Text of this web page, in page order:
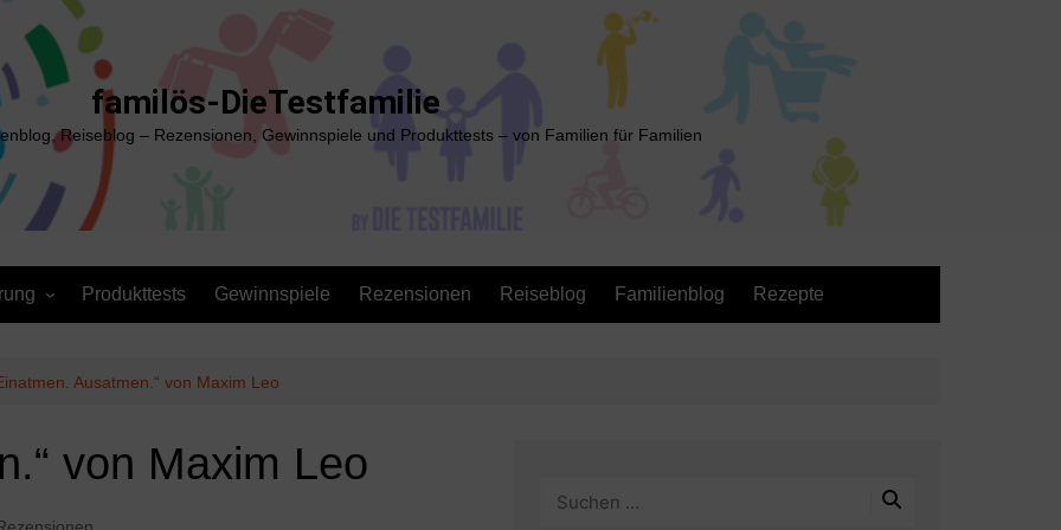
familös-DieTestfamilie
Reiseblog – Rezensionen, Gewinnspiele und Produkttests – von Familien für Familien
Produkttests Gewinnspiele Rezensionen Reiseblog Familienblog Rezepte
Ausatmen.“ von Maxim Leo
von Maxim Leo